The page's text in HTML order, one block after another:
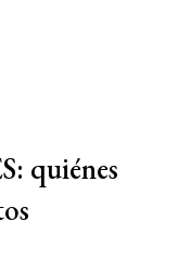
quiénes